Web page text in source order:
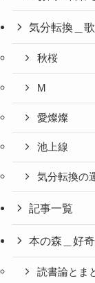
気分転換＿
秋桜
M
愛燦燦
池上線
気分転換の
記事一覧
本の森＿好
読書論とま